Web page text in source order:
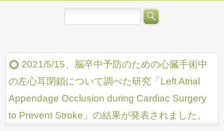
2021/5/15、脳卒中予防のための心臓手術中
の左心耳閉鎖について調べた研究「Left Atrial
Appendage Occlusion during Cardiac Surgery
to Prevent Stroke」の結果が発表されました。